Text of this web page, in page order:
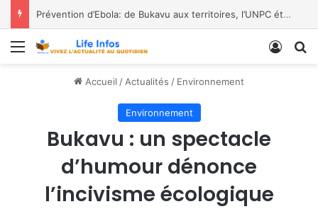
Prévention d’Ebola: de Bukavu aux territoires, l’UNPC étend son action
Menu
Accueil / Actualités / Environnement
Environnement
Bukavu : un spectacle
d’humour dénonce
l’incivisme écologique